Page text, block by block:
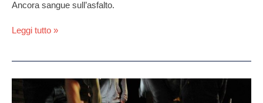
Ancora sangue sull’asfalto.
Leggi tutto »
nel